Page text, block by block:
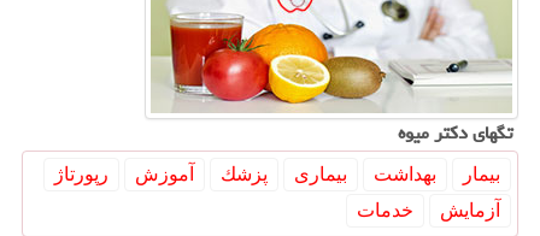
تگهای دكتر میوه
بیمار بهداشت بیماری پزشك آموزش
رپورتاژ
آزمایش
خدمات